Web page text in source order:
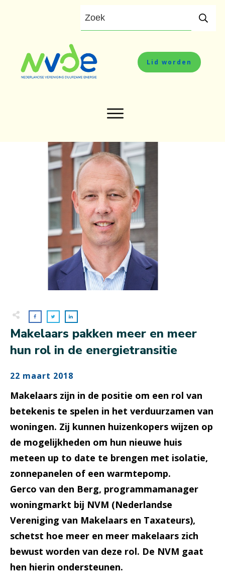
Lid worden
Makelaars pakken meer en meer
hun rol in de energietransitie
22 maart 2018
Makelaars zijn in de positie om een rol van
betekenis te spelen in het verduurzamen van
woningen. Zij kunnen huizenkopers wijzen op
de mogelijkheden om hun nieuwe huis
meteen up to date te brengen met isolatie,
zonnepanelen of een warmtepomp.
Gerco van den Berg, programmamanager
woningmarkt bij NVM (Nederlandse
Vereniging van Makelaars en Taxateurs),
schetst hoe meer en meer makelaars zich
bewust worden van deze rol. De NVM gaat
hen hierin ondersteunen.